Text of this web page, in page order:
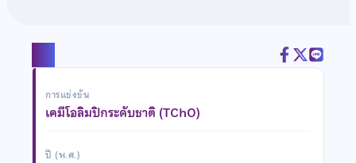
การแข่งขัน
เคมีโอลิมปิกระดับชาติ (TChO)
ปี (พ.ศ.)